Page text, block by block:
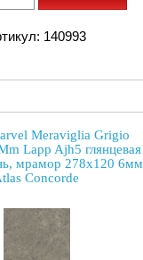
140993
Meraviglia Grigio
Lapp Ajh5 глянцевая
мрамор 278x120 6мм
Concorde